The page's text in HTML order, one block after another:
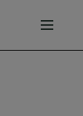
MENU